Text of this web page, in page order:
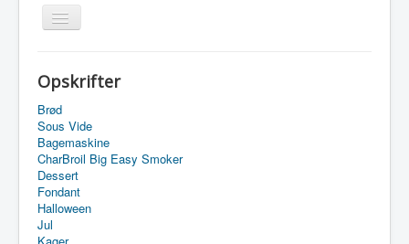
Skift
navigation
Tefal Actifry Essential
Opskrifter
Brød
Sous Vide
Bagemaskine
CharBroil Big Easy Smoker
Dessert
Fondant
Halloween
Jul